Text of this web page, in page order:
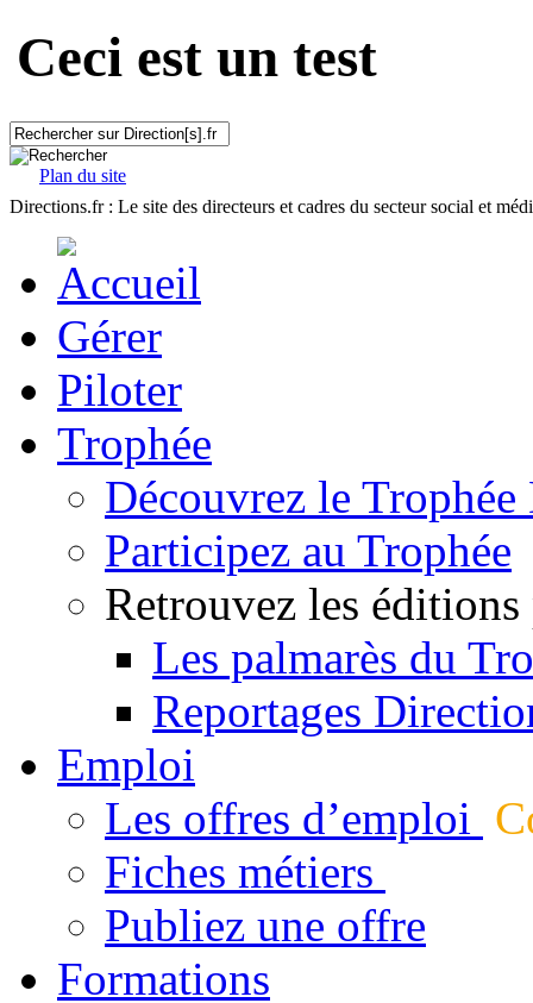
Ceci est un test
Plan du site
Directions.fr : Le site des directeurs et cadres du secteur social et
Gérer
Piloter
Trophée
Découvrez le
Participez au Trophée
Retrouvez les éditions
Les palmarès du
Reportages
Emploi
Les offres d’emploi
Fiches métiers
Publiez une offre
Formations